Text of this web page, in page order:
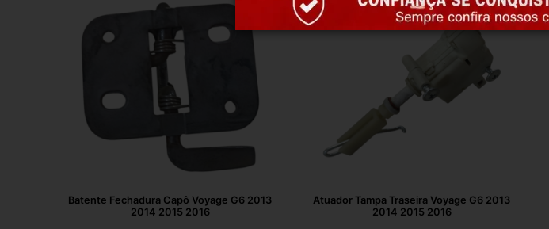
Batente Fechadura Capô Voyage G6 2013
2014 2015 2016
Atuador Tampa Traseira Voyage G6 2013
2014 2015 2016